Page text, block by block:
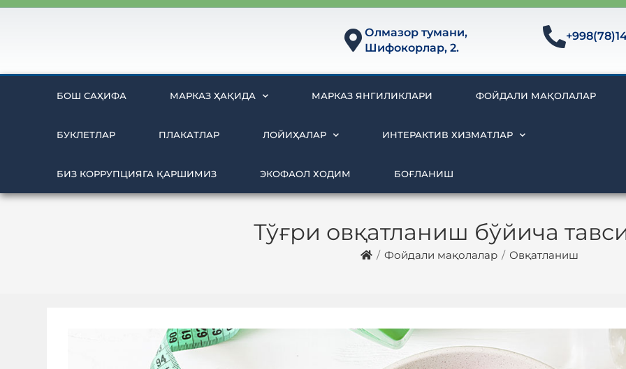
Олмазор тумани,
Шифокорлар, 2.
БОШ САҲИФА МАРКАЗ ҲАҚИДА МАРКАЗ ЯНГИЛИКЛАРИ ФОЙДАЛИ МАҚОЛАЛАР
БУКЛЕТЛАР ПЛАКАТЛАР ЛОЙИҲАЛАР ИНТЕРАКТИВ ХИЗМАТЛАР
БИЗ КОРРУПЦИЯГА ҚАРШИМИЗ ЭКОФАОЛ ХОДИМ БОҒЛАНИШ
Тўғри овқатланиш бўйича
/ Фойдали мақолалар / Овқатланиш